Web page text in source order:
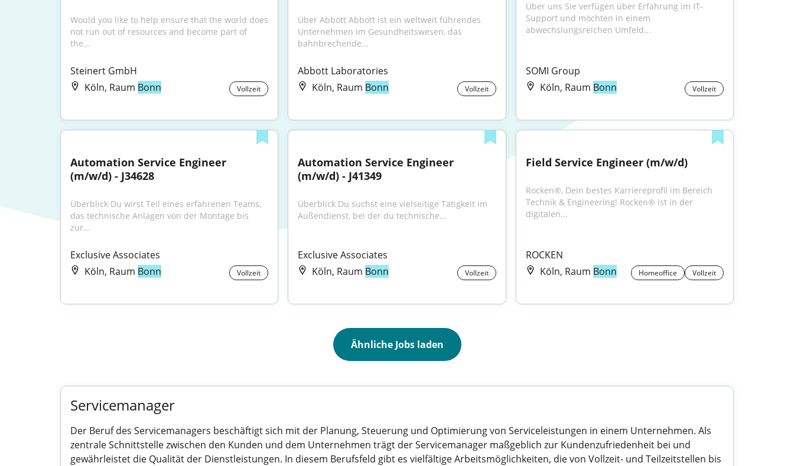
Would you like to help ensure that the world does
not run out of resources and become part of
the...
Steinert GmbH
Köln, Raum Bonn Vollzeit
Über Abbott Abbott ist ein weltweit führendes
Unternehmen im Gesundheitswesen, das
bahnbrechende...
Abbott Laboratories
Köln, Raum Bonn Vollzeit
Über uns Sie verfügen über Erfahrung im IT-
Support und möchten in einem
abwechslungsreichen Umfeld...
SOMI Group
Köln, Raum Bonn Vollzeit
Automation Service Engineer
(m/w/d) - J34628
Überblick Du wirst Teil eines erfahrenen Teams,
das technische Anlagen von der Montage bis
zur...
Exclusive Associates
Köln, Raum Bonn Vollzeit
Automation Service Engineer
(m/w/d) - J41349
Überblick Du suchst eine vielseitige Tätigkeit im
Außendienst, bei der du technische...
Exclusive Associates
Köln, Raum Bonn Vollzeit
Field Service Engineer (m/w/d)
Rocken®, Dein bestes Karriereprofil im Bereich
Technik & Engineering! Rocken® ist in der
digitalen...
ROCKEN
Köln, Raum Bonn Homeoffice Vollzeit
Ähnliche Jobs laden
Servicemanager
Der Beruf des Servicemanagers beschäftigt sich mit der Planung, Steuerung und Optimierung von Serviceleistungen in einem Unternehmen. Als
zentrale Schnittstelle zwischen den Kunden und dem Unternehmen trägt der Servicemanager maßgeblich zur Kundenzufriedenheit bei und
gewährleistet die Qualität der Dienstleistungen. In diesem Berufsfeld gibt es vielfältige Arbeitsmöglichkeiten, die von Vollzeit- und Teilzeitstellen bis